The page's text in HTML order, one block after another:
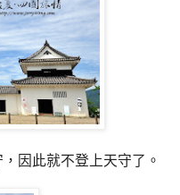
因此就不登上天守了。